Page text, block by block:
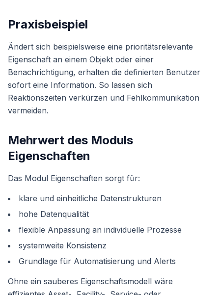
Praxisbeispiel
Ändert sich beispielsweise eine prioritätsrelevante
Eigenschaft an einem Objekt oder einer
Benachrichtigung, erhalten die definierten Benutzer
sofort eine Information. So lassen sich
Reaktionszeiten verkürzen und Fehlkommunikation
vermeiden.
Mehrwert des Moduls
Eigenschaften
Das Modul Eigenschaften sorgt für:
klare und einheitliche Datenstrukturen
hohe Datenqualität
flexible Anpassung an individuelle Prozesse
systemweite Konsistenz
Grundlage für Automatisierung und Alerts
Ohne ein sauberes Eigenschaftsmodell wäre